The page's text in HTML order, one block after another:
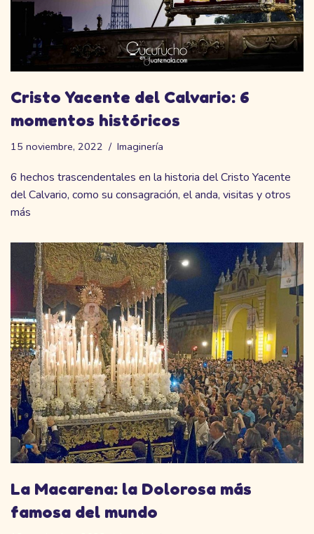
Cristo Yacente del Calvario: 6
momentos históricos
15 noviembre, 2022 Imaginería
6 hechos trascendentales en la historia del Cristo Yacente
del Calvario, como su consagración, el anda, visitas y otros
más
La Macarena: la Dolorosa más
famosa del mundo